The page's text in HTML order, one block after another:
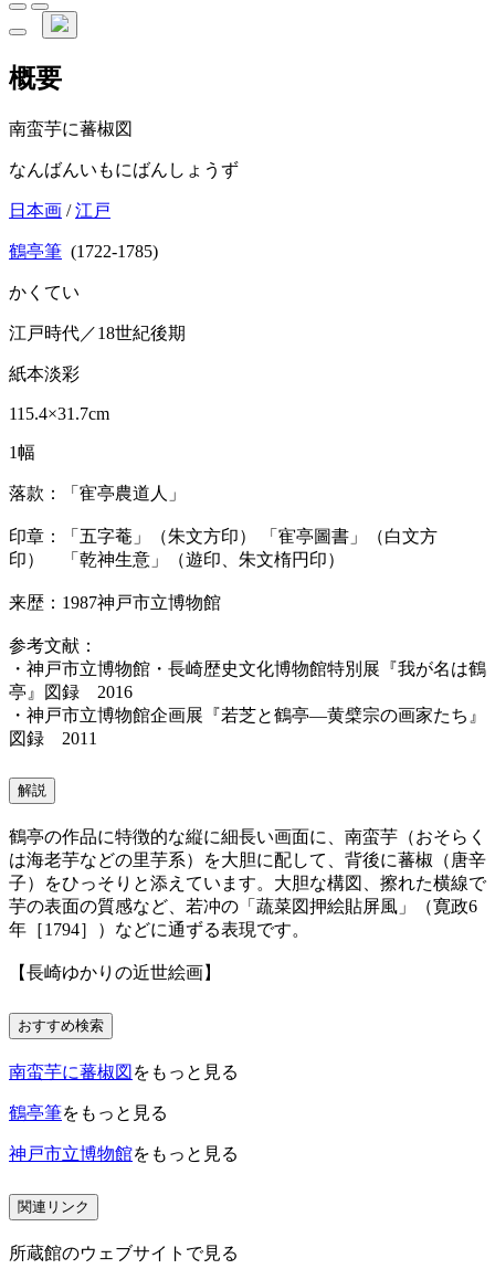
概要
南蛮芋に蕃椒図
なんばんいもにばんしょうず
日本画 /江戸
鶴亭筆 (1722-1785)
かくてい
江戸時代／18世紀後期
紙本淡彩
115.4×31.7cm
1幅
落款：「寉亭農道人」
印章：「五字菴」（朱文方印） 「寉亭圖書」（白文方
印） 「乾神生意」（遊印、朱文楕円印）
来歴：1987神戸市立博物館
参考文献：
・神戸市立博物館・長崎歴史文化博物館特別展『我が名は鶴
亭』図録 2016
・神戸市立博物館企画展『若芝と鶴亭―黄檗宗の画家たち』
図録 2011
解説
鶴亭の作品に特徴的な縦に細長い画面に、南蛮芋（おそらく
は海老芋などの里芋系）を大胆に配して、背後に蕃椒（唐辛
子）をひっそりと添えています。大胆な構図、擦れた横線で
芋の表面の質感など、若冲の「蔬菜図押絵貼屏風」（寛政6
年［1794］）などに通ずる表現です。
【長崎ゆかりの近世絵画】
おすすめ検索
南蛮芋に蕃椒図 をもっと見る
鶴亭筆をもっと見る
神戸市立博物館をもっと見る
関連リンク
所蔵館のウェブサイトで見る